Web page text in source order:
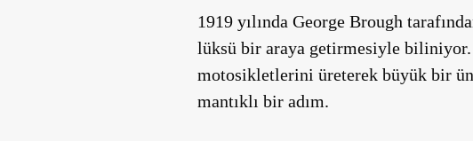
1919 yılında George Brough
lüksü bir araya getirmesiyle biliniyor.
motosikletlerini üreterek büyük bir
mantıklı bir adım.